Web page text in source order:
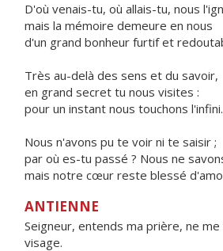
D'où venais-tu, où allais-tu, nous
mais la mémoire demeure en nous
d'un grand bonheur furtif et
Très au-delà des sens et du savoir,
en grand secret tu nous visites :
pour un instant nous touchons l'infini.
Nous n'avons pu te voir ni te saisir ;
par où es-tu passé ? Nous ne
mais notre cœur reste blessé
ANTIENNE
Seigneur, entends ma prière, ne
visage.